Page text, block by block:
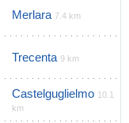
Merlara 7.4 km
Trecenta 9 km
Castelguglielmo 10.1
km